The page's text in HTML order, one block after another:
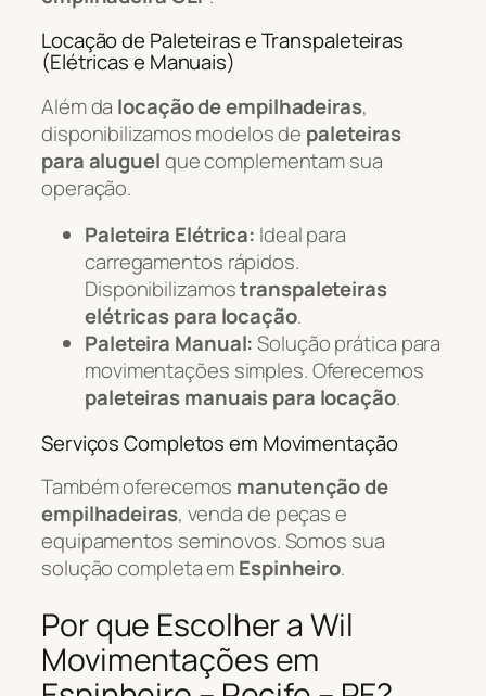
Locação de Paleteiras e Transpaleteiras
(Elétricas e Manuais)
Além da locação de empilhadeiras,
disponibilizamos modelos de paleteiras
para aluguelque complementam sua
operação.
Paleteira Elétrica: Ideal para
carregamentos rápidos.
Disponibilizamostranspaleteiras
elétricas para locação.
Paleteira Manual:Solução prática para
movimentações simples. Oferecemos
paleteiras manuais para locação.
Serviços Completos em Movimentação
Também oferecemos manutenção de
empilhadeiras, venda de peças e
equipamentos seminovos. Somos sua
solução completa emEspinheiro.
Por que Escolher a Wil
Movimentações em